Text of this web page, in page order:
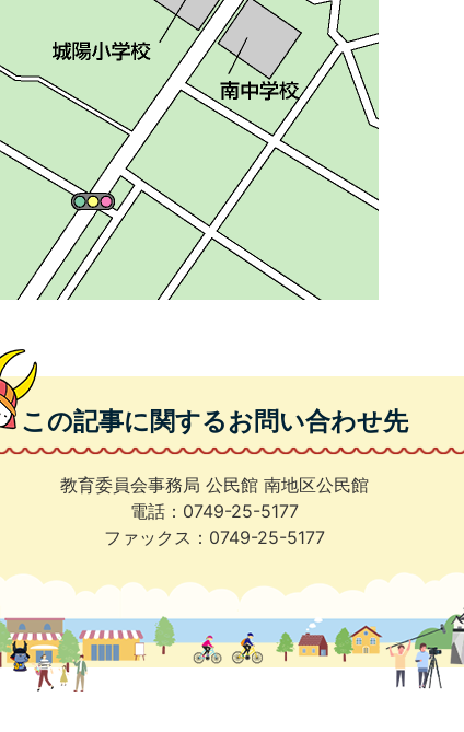
この記事に関するお問い合わせ先
教育委員会事務局 公民館 南地区公民館
電話：0749-25-5177
ファックス：0749-25-5177